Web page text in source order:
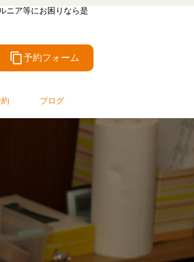
ニア等にお困りなら是
content_copy予約フォーム
ブログ